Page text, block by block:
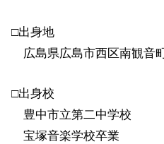
□出身地
広島県広島市西区南観音町
□出身校
豊中市立第二中学校
宝塚音楽学校卒業